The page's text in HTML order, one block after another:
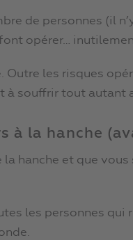
de personnes (il
opérer…
Outre les risques
souffrir tout autant
à la hanche
hanche et que
les personnes qui